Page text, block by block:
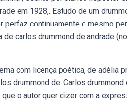
em 1928,. Estudo de um
perfaz continuamente o mesmo
de carlos drummond de andrade
com licença poética, de adélia
drummond de. Carlos drummond
que o autor quer dizer com a